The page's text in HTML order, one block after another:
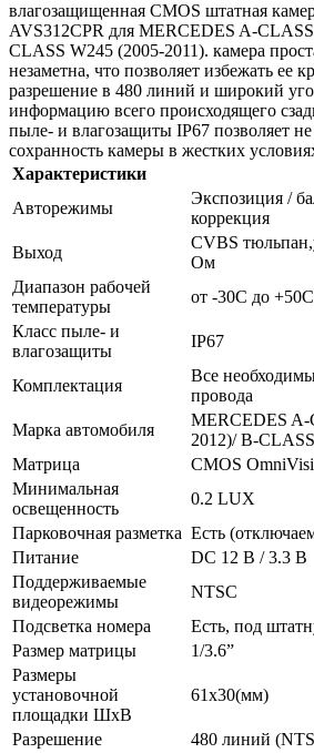
влагозащищенная CMOS штатная
AVS312CPR для MERCEDES A-
CLASS W245 (2005-2011). камера
незаметна, что позволяет избежать ее
разрешение в 480 линий и широкий
информацию всего происходящего
пыле- и влагозащиты IP67 позволяет не
сохранность камеры в жестких
Характеристики
Авторежимы
Экспозиция /
коррекция
Выход
CVBS
Oм
Диапазон рабочей
температуры
от -30C до +50C
Класс пыле- и
влагозащиты
IP67
Комплектация
Все
провода
Марка автомобиля
MERCEDES A-
2012)/ B-
Матрица
CMOS
Минимальная
освещенность
0.2 LUX
Парковочная разметка Есть
Питание
DC 12 В / 3.3 В
Поддерживаемые
видеорежимы
NTSC
Подсветка номера
Есть, под
Размер матрицы
1/3.6”
Размеры
установочной
площадки ШхВ
61х30(мм)
Разрешение
480 линий